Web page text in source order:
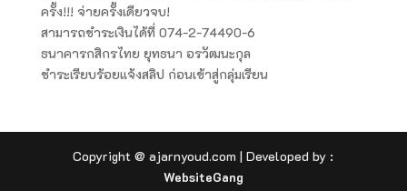
ครั้ง!!! จ่ายครั้งเดียวจบ!
สามารถชำระเงินได้ที่ 074-2-74490-6
ธนาคารกสิกรไทย ยุทธนา อรวัฒนะกุล
ชำระเรียบร้อยแจ้งสลิป ก่อนเข้าสู่กลุ่มเรียน
Copyright @ ajarnyoud.com | Developed by :
WebsiteGang